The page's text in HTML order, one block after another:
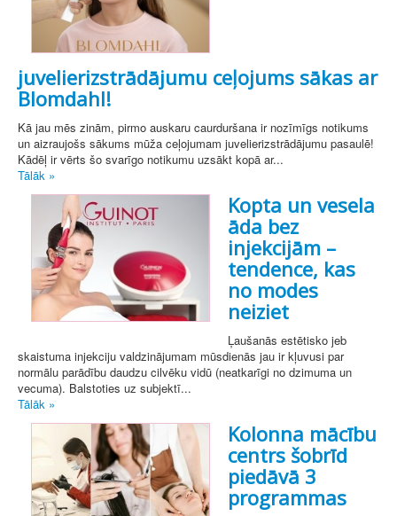
juvelierizstrādājumu ceļojums sākas ar
Blomdahl!
Kā jau mēs zinām, pirmo auskaru caurduršana ir nozīmīgs notikums
un aizraujošs sākums mūža ceļojumam juvelierizstrādājumu pasaulē!
Kādēļ ir vērts šo svarīgo notikumu uzsākt kopā ar...
Tālāk »
Kopta un vesela
āda bez
injekcijām –
tendence, kas
no modes
neiziet
Ļaušanās estētisko jeb
skaistuma injekciju valdzinājumam mūsdienās jau ir kļuvusi par
normālu parādību daudzu cilvēku vidū (neatkarīgi no dzimuma un
vecuma). Balstoties uz subjektī...
Tālāk »
Kolonna mācību
centrs šobrīd
piedāvā 3
programmas